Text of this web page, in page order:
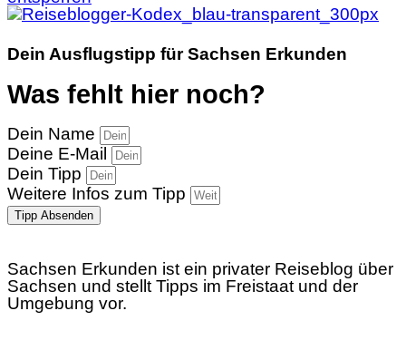
Dein Ausflugstipp für Sachsen Erkunden
Was fehlt hier noch?
Dein Name
Deine E-Mail
Dein Tipp
Weitere Infos zum Tipp
Tipp Absenden
Sachsen Erkunden ist ein privater Reiseblog über
Sachsen und stellt Tipps im Freistaat und der
Umgebung vor.